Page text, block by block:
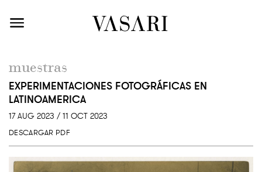
muestras
EXPERIMENTACIONES FOTOGRÁFICAS EN
LATINOAMERICA
17 AUG 2023 / 11 OCT 2023
DESCARGAR PDF